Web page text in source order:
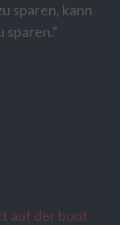
sparen, kann
sparen.“
auf der boot